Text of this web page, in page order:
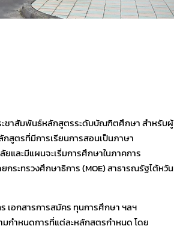
ะชาสัมพันธ์หลักสูตรระดับบัณฑิตศึกษา สำหรับผู้
สูตรที่มีการเรียนการสอนเป็นภาษา
และมีแผนจะเริ่มการศึกษาในภาคการ
ระทรวงศึกษาธิการ (MOE) สาธารณรัฐไต้หวัน
อกสารการสมัคร ทุนการศึกษา ฯลฯ
มกำหนดการที่แต่ละหลักสูตรกำหนด โดย